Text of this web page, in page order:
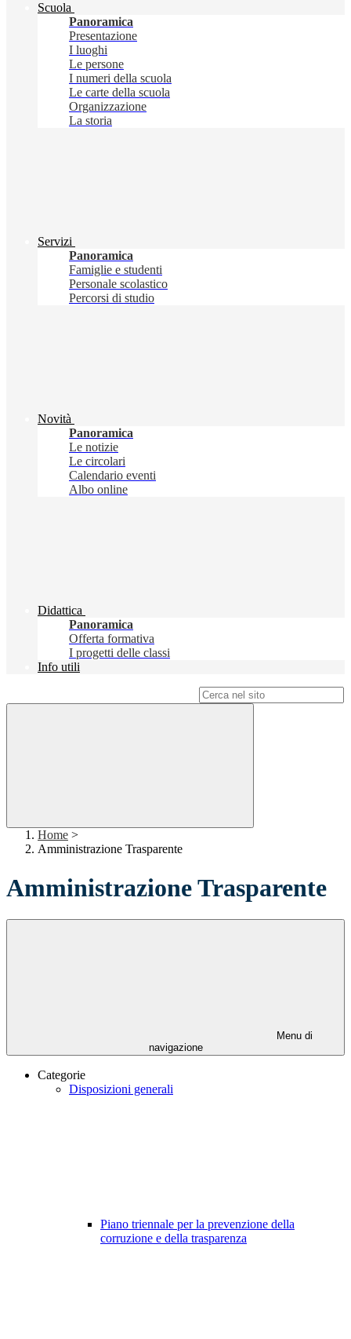
Scuola
Panoramica
Presentazione
I luoghi
Le persone
I numeri della scuola
Le carte della scuola
Organizzazione
La storia
Servizi
Panoramica
Famiglie e studenti
Personale scolastico
Percorsi di studio
Novità
Panoramica
Le notizie
Le circolari
Calendario eventi
Albo online
Didattica
Panoramica
Offerta formativa
I progetti delle classi
Info utili
Home >
Amministrazione Trasparente
Amministrazione Trasparente
Menu di
navigazione
Categorie
Disposizioni generali
Piano triennale per la prevenzione della
corruzione e della trasparenza